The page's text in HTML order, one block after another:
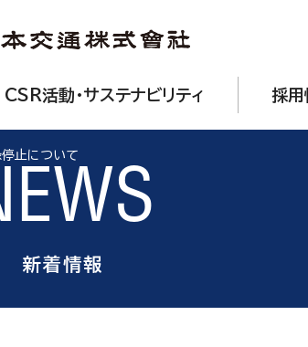
CSR活動・サステナビリティ 採用
停止について
新着情報